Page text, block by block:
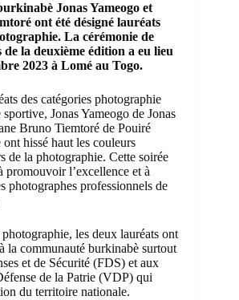
Jonas Yameogo et
ont été désigné lauréats
La cérémonie de
de la deuxième édition a eu lieu
2023 à Lomé au Togo.
des catégories photographie
Jonas Yameogo de Jonas
Bruno Tiemtoré de Pouiré
hissé haut les couleurs
de la photographie. Cette soirée
promouvoir l’excellence et à
photographes professionnels de
les deux lauréats ont
la communauté burkinabè surtout
et de Sécurité (FDS) et aux
de la Patrie (VDP) qui
du territoire nationale.